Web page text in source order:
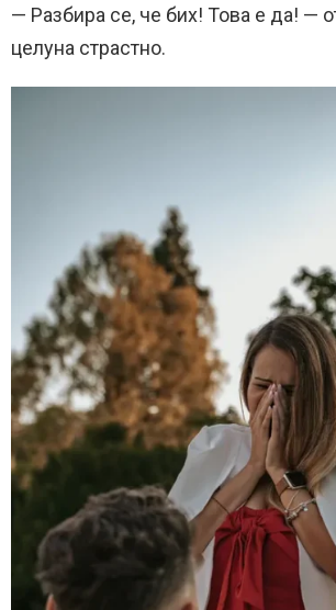
— Разбира се, че бих! Това е да! —
целуна страстно.